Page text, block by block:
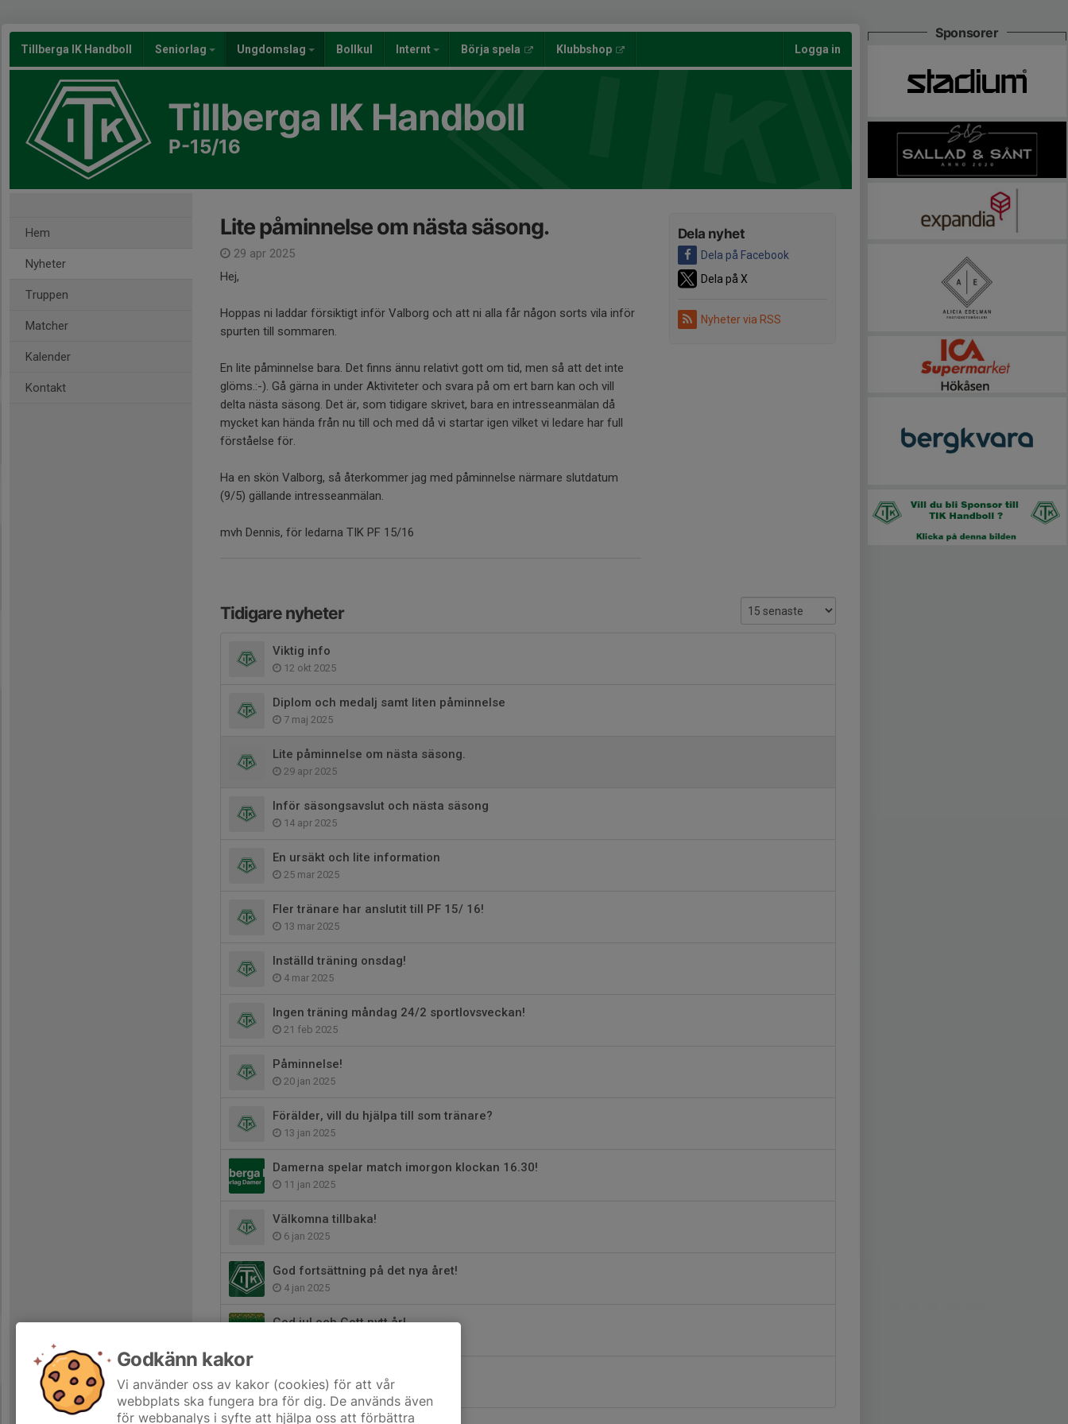
Tillberga IK Handboll Seniorlag Ungdomslag Bollkul Internt Börja spela Klubbshop Logga in
Tillberga IK Handboll
P-15/16
Hem
Nyheter
Truppen
Matcher
Kalender
Kontakt
Dela nyhet
Dela på Facebook
Dela på X
Nyheter via RSS
Lite påminnelse om nästa säsong.
29 apr 2025
Hej,
Hoppas ni laddar försiktigt inför Valborg och att ni alla får någon sorts vila inför
spurten till sommaren.
En lite påminnelse bara. Det finns ännu relativt gott om tid, men så att det inte
glöms.:-). Gå gärna in under Aktiviteter och svara på om ert barn kan och vill
delta nästa säsong. Det är, som tidigare skrivet, bara en intresseanmälan då
mycket kan hända från nu till och med då vi startar igen vilket vi ledare har full
förståelse för.
Ha en skön Valborg, så återkommer jag med påminnelse närmare slutdatum
(9/5) gällande intresseanmälan.
mvh Dennis, för ledarna TIK PF 15/16
Tidigare nyheter
Viktig info
12 okt 2025
Diplom och medalj samt liten påminnelse
7 maj 2025
Lite påminnelse om nästa säsong.
29 apr 2025
Inför säsongsavslut och nästa säsong
14 apr 2025
En ursäkt och lite information
25 mar 2025
Fler tränare har anslutit till PF 15/ 16!
13 mar 2025
Inställd träning onsdag!
4 mar 2025
Ingen träning måndag 24/2 sportlovsveckan!
21 feb 2025
Påminnelse!
20 jan 2025
Förälder, vill du hjälpa till som tränare?
13 jan 2025
Damerna spelar match imorgon klockan 16.30!
11 jan 2025
Välkomna tillbaka!
6 jan 2025
God fortsättning på det nya året!
4 jan 2025
God jul och Gott nytt år!
24 nov 2024
Sponsorer
Godkänn kakor
Vi använder oss av kakor (cookies) för att vår
webbplats ska fungera bra för dig. De används även
för webbanalys i syfte att hjälpa oss att förbättra